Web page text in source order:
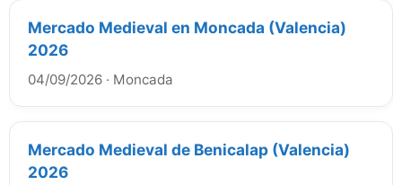
Mercado Medieval en Moncada (Valencia)
2026
04/09/2026 · Moncada
Mercado Medieval de Benicalap (Valencia)
2026